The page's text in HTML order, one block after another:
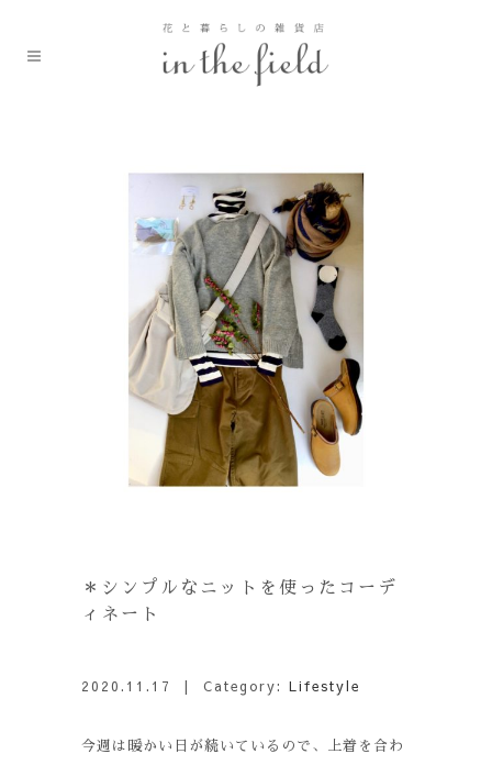
＊シンプルなニットを使ったコーデ
ィネート
2020.11.17 | Category: Lifestyle
今週は暖かい日が続いているので、上着を合わ